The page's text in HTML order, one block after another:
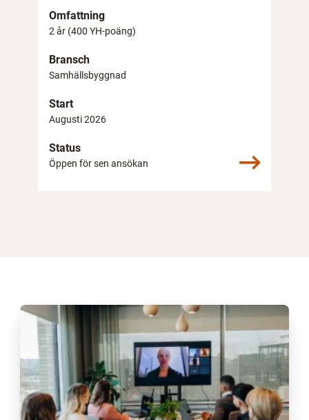
Omfattning
2 år (400 YH-poäng)
Bransch
Samhällsbyggnad
Start
Augusti 2026
Status
Öppen för sen ansökan